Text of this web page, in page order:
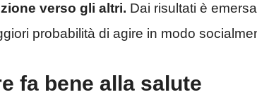
verso gli altri. Dai risultati è
probabilità di agire in modo
fa bene alla salute